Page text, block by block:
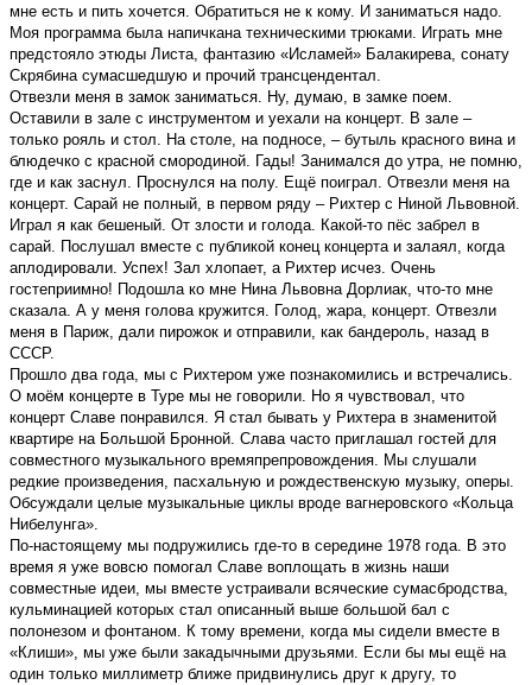
мне есть и пить хочется. Обратиться не к кому. И заниматься надо.
Моя программа была напичкана техническими трюками. Играть мне
предстояло этюды Листа, фантазию «Исламей» Балакирева, сонату
Скрябина сумасшедшую и прочий трансцендентал.
Отвезли меня в замок заниматься. Ну, думаю, в замке поем.
Оставили в зале с инструментом и уехали на концерт. В зале –
только рояль и стол. На столе, на подносе, – бутыль красного вина и
блюдечко с красной смородиной. Гады! Занимался до утра, не помню,
где и как заснул. Проснулся на полу. Ещё поиграл. Отвезли меня на
концерт. Сарай не полный, в первом ряду – Рихтер с Ниной Львовной.
Играл я как бешеный. От злости и голода. Какой-то пёс забрел в
сарай. Послушал вместе с публикой конец концерта и залаял, когда
аплодировали. Успех! Зал хлопает, а Рихтер исчез. Очень
гостеприимно! Подошла ко мне Нина Львовна Дорлиак, что-то мне
сказала. А у меня голова кружится. Голод, жара, концерт. Отвезли
меня в Париж, дали пирожок и отправили, как бандероль, назад в
СССР.
Прошло два года, мы с Рихтером уже познакомились и встречались.
О моём концерте в Туре мы не говорили. Но я чувствовал, что
концерт Славе понравился. Я стал бывать у Рихтера в знаменитой
квартире на Большой Бронной. Слава часто приглашал гостей для
совместного музыкального времяпрепровождения. Мы слушали
редкие произведения, пасхальную и рождественскую музыку, оперы.
Обсуждали целые музыкальные циклы вроде вагнеровского «Кольца
Нибелунга».
По-настоящему мы подружились где-то в середине 1978 года. В это
время я уже вовсю помогал Славе воплощать в жизнь наши
совместные идеи, мы вместе устраивали всяческие сумасбродства,
кульминацией которых стал описанный выше большой бал с
полонезом и фонтаном. К тому времени, когда мы сидели вместе в
«Клиши», мы уже были закадычными друзьями. Если бы мы ещё на
один только миллиметр ближе придвинулись друг к другу, то